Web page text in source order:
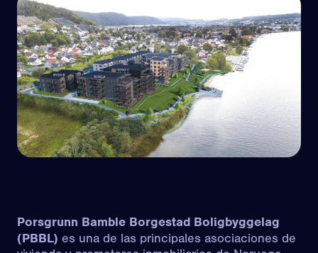
Porsgrunn Bamble Borgestad Boligbyggelag
(PBBL) es una de las principales asociaciones de